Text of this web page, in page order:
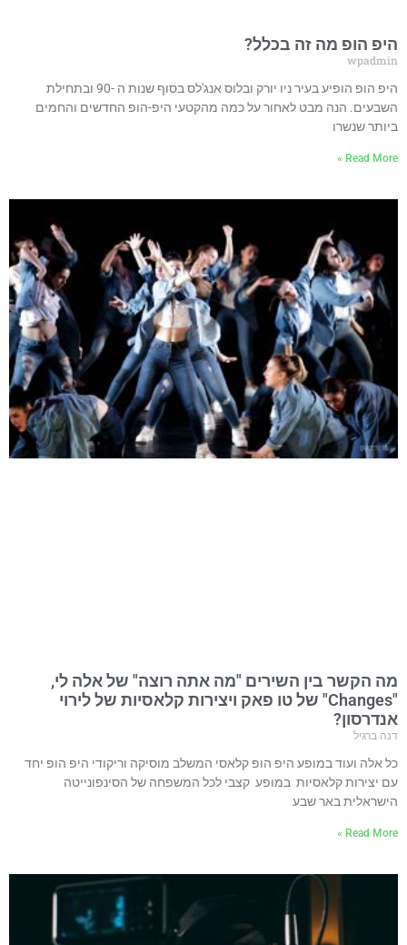
היפ הופ מה זה בכלל?
wpadmin
היפ הופ הופיע בעיר ניו יורק ובלוס אנג'לס בסוף שנות ה -90 ובתחילת
השבעים. הנה מבט לאחור על כמה מהקטעי היפ-הופ החדשים והחמים
ביותר שנשרו
Read More »
מה הקשר בין השירים "מה אתה רוצה" של אלה לי,
"Changes" של טו פאק ויצירות קלאסיות של לירוי
אנדרסון?
דנה ברגיל
כל אלה ועוד במופע היפ הופ קלאסי המשלב מוסיקה וריקודי היפ הופ יחד
עם יצירות קלאסיות במופע קצבי לכל המשפחה של הסינפונייטה
הישראלית באר שבע
Read More »